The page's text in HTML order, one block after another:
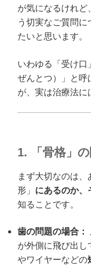
が気になるけれど
う切実なご質問に
たいと思います。
いわゆる「受け口
ぜんとつ）」と呼
が、実は治療法に
1. 「骨格」
まず大切なのは
形」 にあるのか、
知ることです。
歯の問題の場合：
が外側に飛び出し
やワイヤーなどの